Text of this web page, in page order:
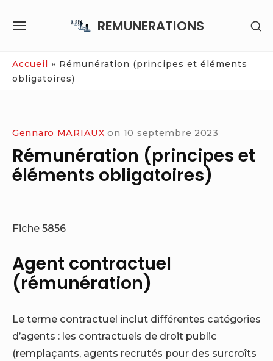
REMUNERATIONS
SITE
Accueil » Rémunération (principes et éléments
obligatoires)
Gennaro MARIAUX on 10 septembre 2023
Rémunération (principes et
éléments obligatoires)
Fiche 5856
Agent contractuel
(rémunération)
Le terme contractuel inclut différentes catégories
d’agents : les contractuels de droit public
(remplaçants, agents recrutés pour des surcroîts